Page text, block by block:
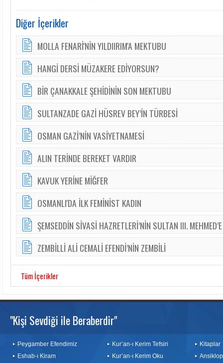
Diğer İçerikler
MOLLA FENARİ'NİN YILDIIRIM'A MEKTUBU
HANGİ DERSİ MÜZAKERE EDİYORSUN?
BİR ÇANAKKALE ŞEHİDİNİN SON MEKTUBU
SULTANZADE GAZİ HÜSREV BEY’İN TÜRBESİ
OSMAN GAZİ’NİN VASİYETNAMESİ
ALIN TERİNDE BEREKET VARDIR
KAVUK YERİNE MİĞFER
OSMANLI'DA İLK FEMİNİST KADIN
ŞEMSEDDİN SİVASİ HAZRETLERİ’NİN SULTAN III.
ZEMBİLLİ ALİ CEMALİ EFENDİ’NİN ZEMBİLİ
Tüm İçerikler
"Kişi Sevdiği ile Beraberdir"
Peygamber Efendimiz
Eshab-ı Kiram
Kur’an-ı Kerim Tefsiri
Kur’an-ı Kerim Oku
Kitaplar